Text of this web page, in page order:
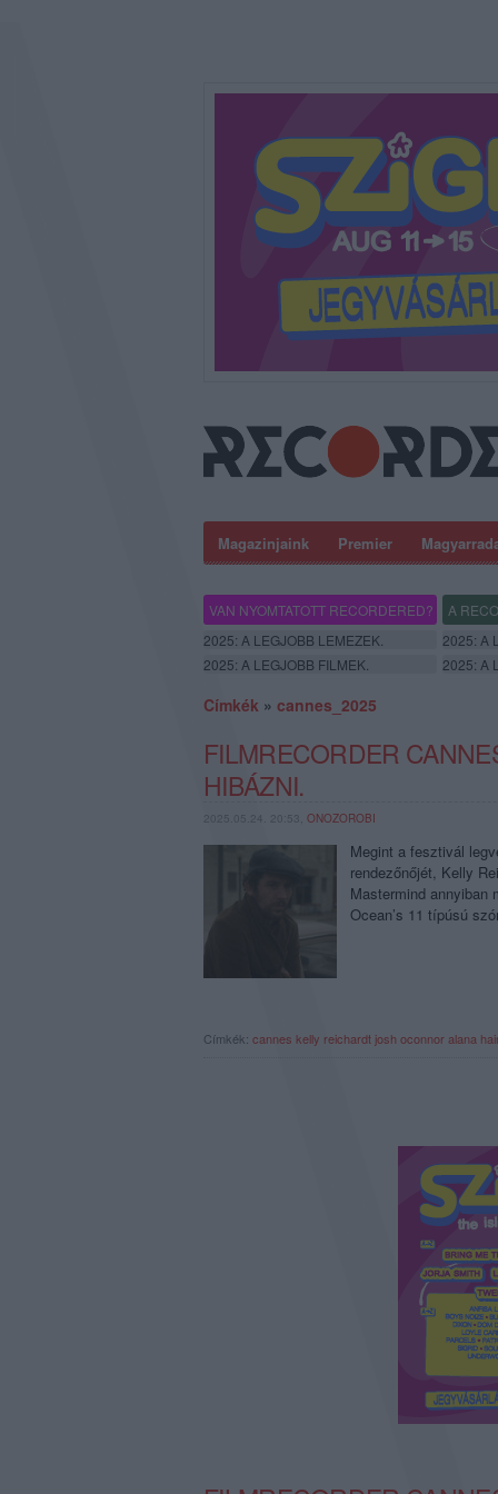
Magazinjaink Premier
VAN NYOMTATOTT RECORDERED? A
2025: A LEGJOBB LEMEZEK.
2025: A
2025: A LEGJOBB FILMEK.
2025: A
Címkék » cannes_2025
FILMRECORDER
HIBÁZNI.
2025.05.24. 20:53, ONOZOROBI
Megint a fesztivál
rendezőnőjét, Kelly
Mastermind annyiban
Ocean’s 11 típúsú
Címkék: cannes kelly reichardt josh oconnoralana